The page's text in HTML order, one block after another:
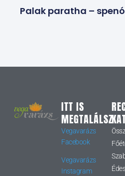
Palak paratha –
ITT IS
MEGTALÁLSZ
Vegavarázs
Facebook
Vegavarázs
Instagram